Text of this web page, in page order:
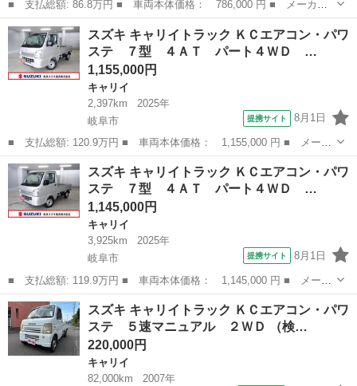
■ 支払総額: 86.8万円 ■ 車両本体価格： 786,000 円 ■ メーカー
名： スズキ ■ 車種名： キャリイトラック ■ グレード名： ４
ＷＤ ＫＣ ★★★新品タイヤ／エアバッグ 運転席／マニュアルエ
アコン／アク...
岐阜 瑞穂市 キャリイ
スズキ キャリイトラック ＫＣエアコン・パワ
ステ ７型 ４ＡＴ パート４ＷＤ …
1,155,000円
キャリイ
2,397km
2025年
岐阜市
提携サイト 8月1日
■ 支払総額: 120.9万円 ■ 車両本体価格： 1,155,000 円 ■ メーカ
ー名： スズキ ■ 車種名： キャリイトラック ■ グレード名：
ＫＣエアコン・パワステ ７型 ４ＡＴ パート４ＷＤ ラジオ 認
定中古車...
岐阜 岐阜市 キャリイ
スズキ キャリイトラック ＫＣエアコン・パワ
ステ ７型 ４ＡＴ パート４ＷＤ …
1,145,000円
キャリイ
3,925km
2025年
岐阜市
提携サイト 8月1日
■ 支払総額: 119.9万円 ■ 車両本体価格： 1,145,000 円 ■ メーカ
ー名： スズキ ■ 車種名： キャリイトラック ■ グレード名：
ＫＣエアコン・パワステ ７型 ４ＡＴ パート４ＷＤ ラジオ
認定中古...
岐阜 岐阜市 キャリイ
スズキ キャリイトラック ＫＣエアコン・パワ
ステ ５速マニュアル ２ＷＤ （検…
220,000円
キャリイ
82,000km
2007年